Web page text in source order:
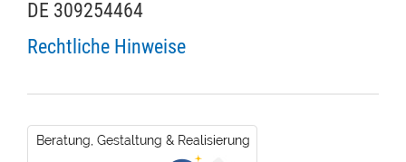
DE 309254464
Rechtliche Hinweise